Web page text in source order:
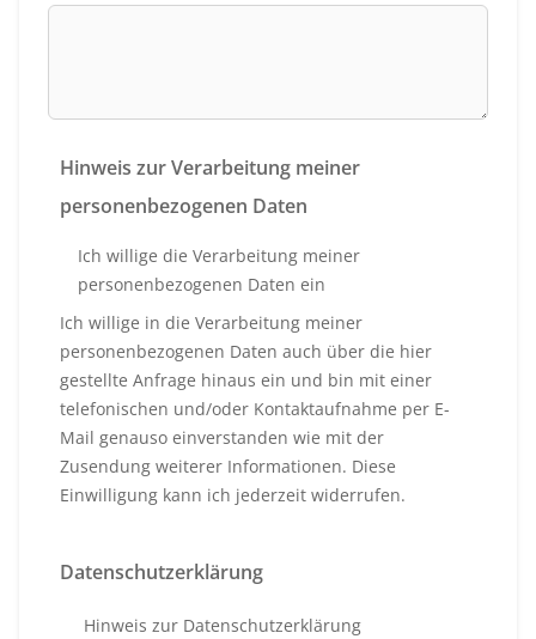
Hinweis zur Verarbeitung meiner
personenbezogenen Daten
Ich willige die Verarbeitung meiner
personenbezogenen Daten ein
Ich willige in die Verarbeitung meiner
personenbezogenen Daten auch über die hier
gestellte Anfrage hinaus ein und bin mit einer
telefonischen und/oder Kontaktaufnahme per E-
Mail genauso einverstanden wie mit der
Zusendung weiterer Informationen. Diese
Einwilligung kann ich jederzeit widerrufen.
Datenschutzerklärung
Hinweis zur Datenschutzerklärung